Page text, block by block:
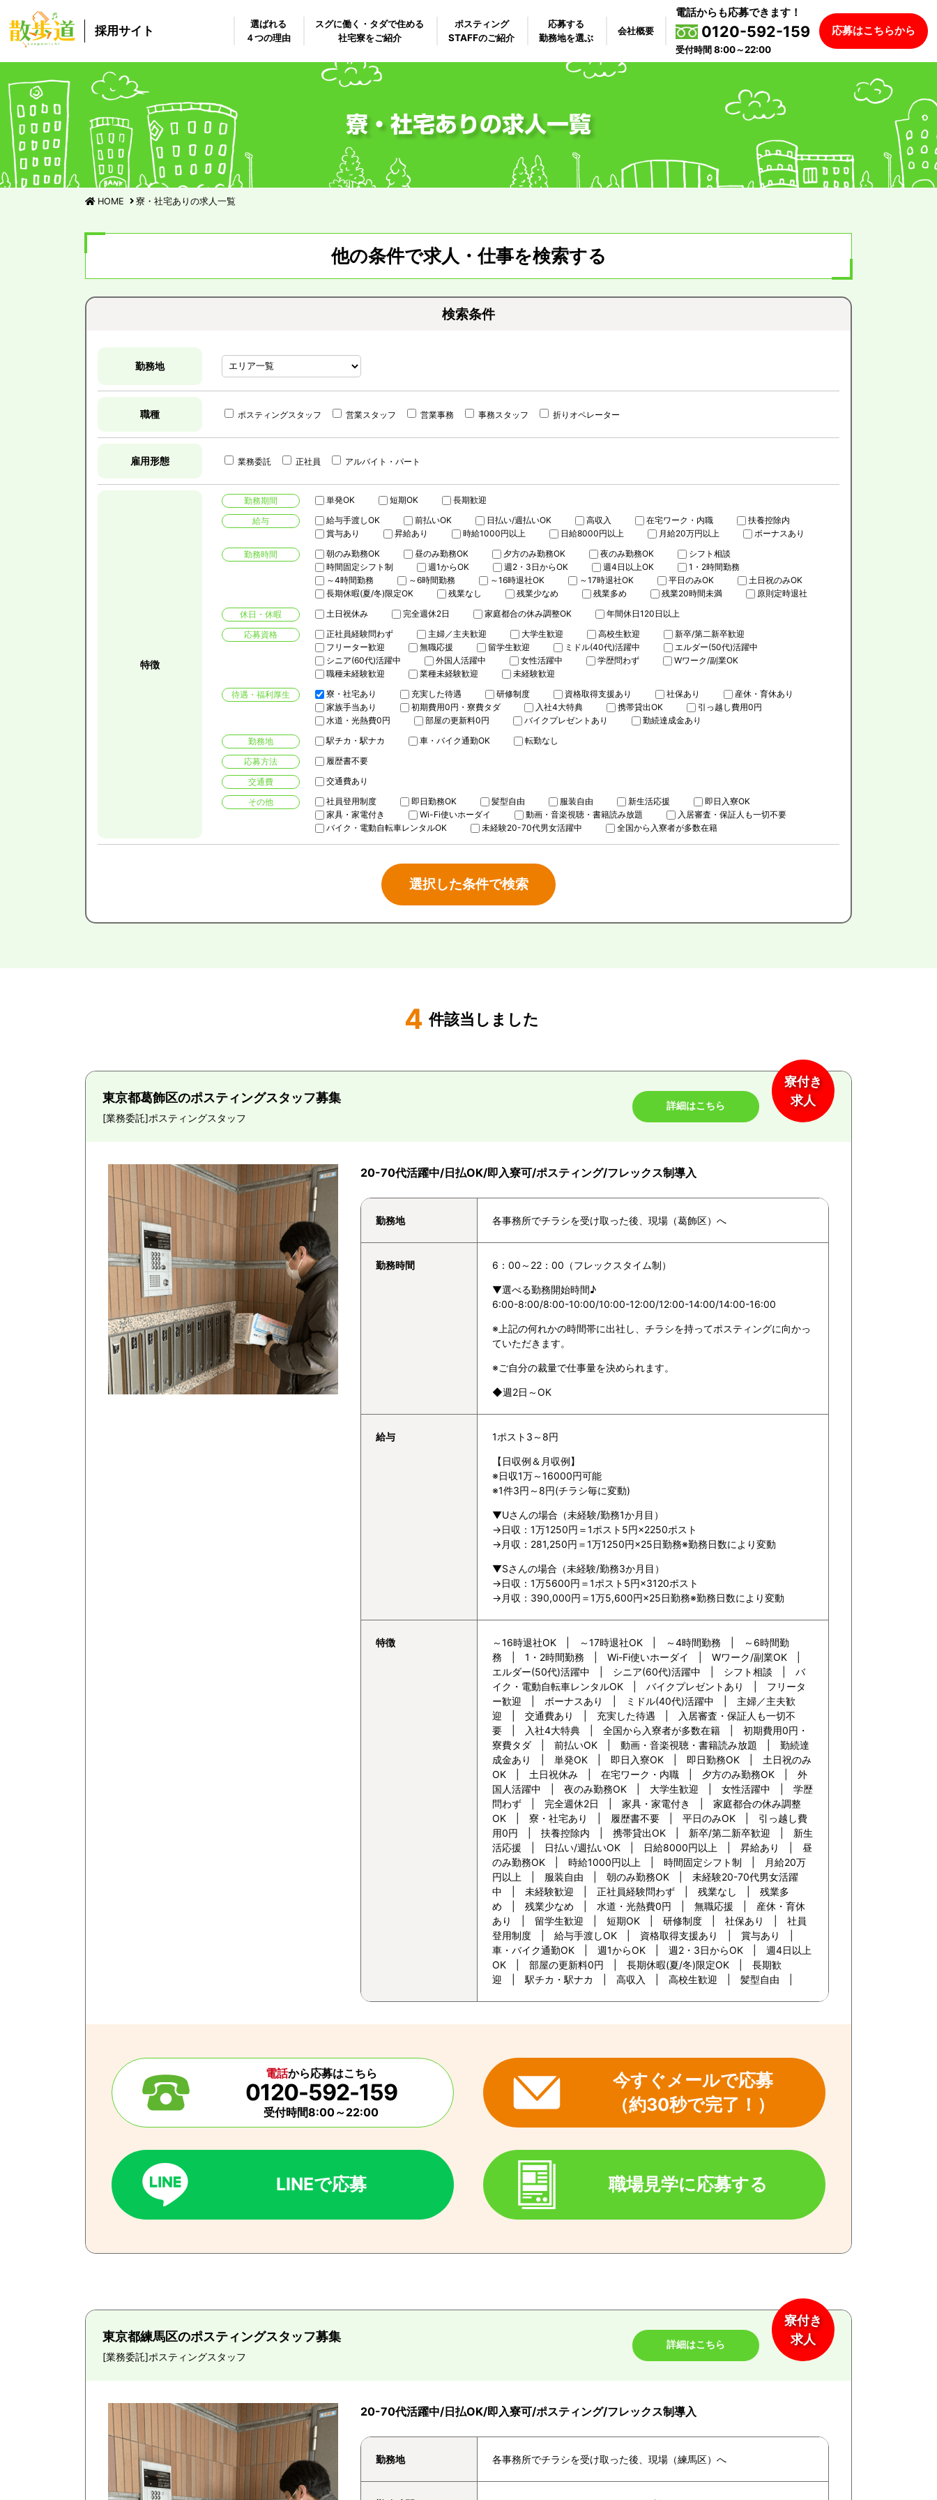
採用サイト
選ばれる
４つの理由
スグに働く・タダで住める
社宅寮をご紹介
ポスティング
STAFFのご紹介
応募する
勤務地を選ぶ
会社概要
電話からも応募できます！
0120-592-159
受付時間 8:00～22:00
応募はこちらから
寮・社宅ありの求人一覧
HOME 寮・社宅ありの求人一覧
他の条件で求人・仕事を検索する
検索条件
勤務地
職種 ポスティングスタッフ 営業スタッフ 営業事務 事務スタッフ 折りオペレーター
雇用形態 業務委託 正社員 アルバイト・パート
特徴
勤務期間 単発OK 短期OK
長期歓迎
給与
給与手渡しOK 前払いOK 日払い/週払いOK 高収入 在宅ワーク・内職
扶養控除内
賞与あり
昇給あり 時給1000円以上 日給8000円以上 月給20万円以上
ボーナスあり
勤務時間
朝のみ勤務OK 昼のみ勤務OK 夕方のみ勤務OK 夜のみ勤務OK
シフト相談
時間固定シフト制
週1からOK 週2・3日からOK 週4日以上OK
1・2時間勤務
～4時間勤務
～6時間勤務 ～16時退社OK ～17時退社OK 平日のみOK
土日祝のみOK
長期休暇(夏/冬)限定OK
残業なし 残業少なめ 残業多め 残業20時間未満
原則定時退社
休日・休暇
土日祝休み 完全週休2日 家庭都合の休み調整OK
年間休日120日以上
応募資格
正社員経験問わず 主婦／主夫歓迎 大学生歓迎 高校生歓迎
新卒/第二新卒歓迎
フリーター歓迎
無職応援 留学生歓迎 ミドル(40代)活躍中
エルダー(50代)活躍中
シニア(60代)活躍中
外国人活躍中 女性活躍中 学歴問わず
Wワーク/副業OK
職種未経験歓迎
業種未経験歓迎
未経験歓迎
待遇・福利厚生
寮・社宅あり 充実した待遇 研修制度 資格取得支援あり 社保あり
産休・育休あり
家族手当あり
初期費用0円・寮費タダ 入社4大特典 携帯貸出OK
引っ越し費用0円
水道・光熱費0円
部屋の更新料0円 バイクプレゼントあり
勤続達成金あり
勤務地
駅チカ・駅ナカ 車・バイク通勤OK
転勤なし
応募方法
履歴書不要
交通費
交通費あり
その他
社員登用制度 即日勤務OK 髪型自由 服装自由 新生活応援
即日入寮OK
家具・家電付き
Wi-Fi使いホーダイ 動画・音楽視聴・書籍読み放題
入居審査・保証人も一切不要
バイク・電動自転車レンタルOK
未経験20-70代男女活躍中 全国から入寮者が多数在籍
4 件該当しました
東京都葛飾区のポスティングスタッフ募集
[業務委託]ポスティングスタッフ
詳細はこちら
寮付き
求人
20-70代活躍中/日払OK/即入寮可/ポスティング/フレックス制導入
勤務地 各事務所でチラシを受け取った後、現場（葛飾区）へ
勤務時間 6：00～22：00（フレックスタイム制）
▼選べる勤務開始時間♪
6:00-8:00/8:00-10:00/10:00-12:00/12:00-14:00/14:00-16:00
※上記の何れかの時間帯に出社し、チラシを持ってポスティングに向かっ
ていただきます。
※ご自分の裁量で仕事量を決められます。
◆週2日～OK
給与 1ポスト3～8円
【日収例＆月収例】
※日収1万～16000円可能
※1件3円～8円(チラシ毎に変動)
▼Uさんの場合（未経験/勤務1か月目）
→日収：1万1250円＝1ポスト5円×2250ポスト
→月収：281,250円＝1万1250円×25日勤務※勤務日数により変動
▼Sさんの場合（未経験/勤務3か月目）
→日収：1万5600円＝1ポスト5円×3120ポスト
→月収：390,000円＝1万5,600円×25日勤務※勤務日数により変動
特徴
～16時退社OK | ～17時退社OK | ～4時間勤務 | ～6時間勤
務 | 1・2時間勤務 | Wi-Fi使いホーダイ | Wワーク/副業OK |
エルダー(50代)活躍中 | シニア(60代)活躍中 | シフト相談 | バ
イク・電動自転車レンタルOK | バイクプレゼントあり | フリータ
ー歓迎 | ボーナスあり | ミドル(40代)活躍中 | 主婦／主夫歓
迎 | 交通費あり | 充実した待遇 | 入居審査・保証人も一切不
要 | 入社4大特典 | 全国から入寮者が多数在籍 | 初期費用0円・
寮費タダ | 前払いOK | 動画・音楽視聴・書籍読み放題 | 勤続達
成金あり | 単発OK | 即日入寮OK | 即日勤務OK | 土日祝のみ
OK | 土日祝休み | 在宅ワーク・内職 | 夕方のみ勤務OK | 外
国人活躍中 | 夜のみ勤務OK | 大学生歓迎 | 女性活躍中 | 学歴
問わず | 完全週休2日 | 家具・家電付き | 家庭都合の休み調整
OK | 寮・社宅あり | 履歴書不要 | 平日のみOK | 引っ越し費
用0円 | 扶養控除内 | 携帯貸出OK | 新卒/第二新卒歓迎 | 新生
活応援 | 日払い/週払いOK | 日給8000円以上 | 昇給あり | 昼
のみ勤務OK | 時給1000円以上 | 時間固定シフト制 | 月給20万
円以上 | 服装自由 | 朝のみ勤務OK | 未経験20-70代男女活躍
中 | 未経験歓迎 | 正社員経験問わず | 残業なし | 残業多
め | 残業少なめ | 水道・光熱費0円 | 無職応援 | 産休・育休
あり | 留学生歓迎 | 短期OK | 研修制度 | 社保あり | 社員
登用制度 | 給与手渡しOK | 資格取得支援あり | 賞与あり |
車・バイク通勤OK | 週1からOK | 週2・3日からOK | 週4日以上
OK | 部屋の更新料0円 | 長期休暇(夏/冬)限定OK | 長期歓
迎 | 駅チカ・駅ナカ | 高収入 | 高校生歓迎 | 髪型自由 |
電話から応募はこちら
0120-592-159
受付時間8:00～22:00
今すぐメールで応募
（約30秒で完了！）
LINEで応募 職場見学に応募する
東京都練馬区のポスティングスタッフ募集
[業務委託]ポスティングスタッフ
詳細はこちら
寮付き
求人
20-70代活躍中/日払OK/即入寮可/ポスティング/フレックス制導入
勤務地 各事務所でチラシを受け取った後、現場（練馬区）へ